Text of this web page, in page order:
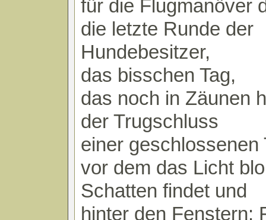
für die Flugmanöver
die letzte Runde der
Hundebesitzer,
das bisschen Tag,
das noch in Zäunen
der Trugschluss
einer geschlossenen
vor dem das Licht
Schatten findet und
hinter den Fenstern: